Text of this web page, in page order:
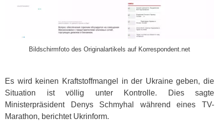
Bildschirmfoto des Originalartikels auf Korrespondent.net
Es wird keinen Kraftstoffmangel in der Ukraine geben, die
Situation ist völlig unter Kontrolle. Dies sagte
Ministerpräsident Denys Schmyhal während eines TV-
Marathon, berichtet Ukrinform.